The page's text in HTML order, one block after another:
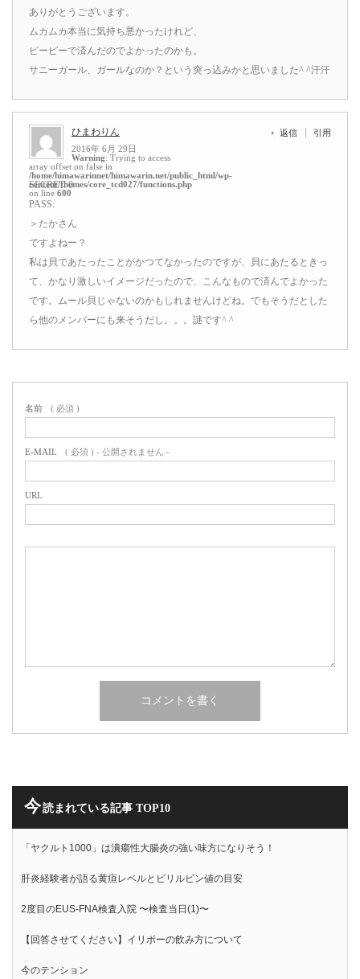
ありがとうございます。
ムカムカ本当に気持ち悪かったけれど、
ピーピーで済んだのでよかったのかも。
サニーガール、ガールなのか？という突っ込みかと思いました^ ^汗汗
ひまわりん
2016年 6月 29日
Warning: Trying to access
array offset on false in
/home/himawarinnet/himawarin.net/public_html/wp-
content/themes/core_tcd027/functions.php
on line 600
返信 引用
SECRET: 0
PASS:
＞たかさん
ですよねー？
私は貝であたったことがかつてなかったのですが、貝にあたるときっ
て、かなり激しいイメージだったので、こんなもので済んでよかった
です。ムール貝じゃないのかもしれませんけどね。でもそうだとした
ら他のメンバーにも来そうだし。。。謎です^ ^
名前 ( 必須 )
E-MAIL ( 必須 ) - 公開されません -
URL
今読まれている記事 TOP10
「ヤクルト1000」は潰瘍性大腸炎の強い味方になりそう！
肝炎経験者が語る黄疸レベルとビリルビン値の目安
2度目のEUS-FNA検査入院 〜検査当日(1)〜
【回答させてください】イリボーの飲み方について
今のテンション